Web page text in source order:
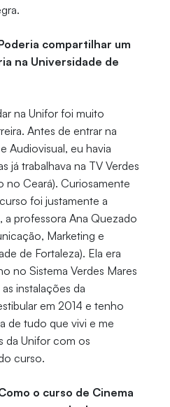
compartilhar um
na Universidade de
na Unifor foi muito
Antes de entrar na
Audiovisual, eu havia
já trabalhava na TV Verdes
no Ceará). Curiosamente
foi justamente a
professora Ana Quezado
Marketing e
de Fortaleza). Ela era
no Sistema Verdes Mares
instalações da
em 2014 e tenho
de tudo que vivi e me
da Unifor com os
curso.
o curso de Cinema